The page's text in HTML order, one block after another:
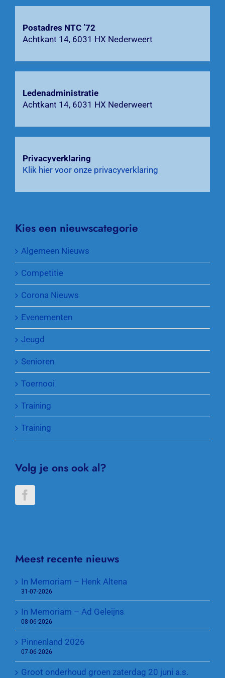
Zoeken
Postadres NTC ’72
Achtkant 14, 6031 HX Nederweert
Ledenadministratie
Achtkant 14, 6031 HX Nederweert
Privacyverklaring
Klik hier voor onze privacyverklaring
Kies een nieuwscategorie
Algemeen Nieuws
Competitie
Corona Nieuws
Evenementen
Jeugd
Senioren
Toernooi
Training
Training
Volg je ons ook al?
Meest recente nieuws
In Memoriam – Henk Altena
31-07-2026
In Memoriam – Ad Geleijns
08-06-2026
Pinnenland 2026
07-06-2026
Groot onderhoud groen zaterdag 20 juni a.s.